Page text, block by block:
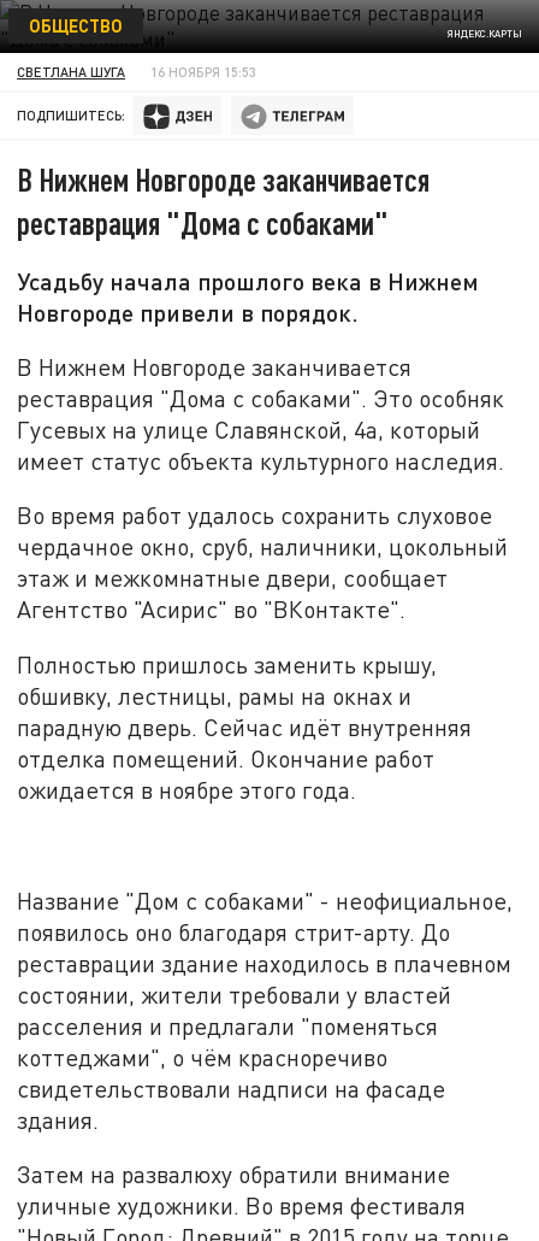
ЯНДЕКС.КАРТЫ
ОБЩЕСТВО
СВЕТЛАНА ШУГА 16 НОЯБРЯ 15:53
ПОДПИШИТЕСЬ:
В Нижнем Новгороде заканчивается
реставрация "Дома с собаками"
Усадьбу начала прошлого века в Нижнем
Новгороде привели в порядок.
В Нижнем Новгороде заканчивается
реставрация "Дома с собаками". Это особняк
Гусевых на улице Славянской, 4а, который
имеет статус объекта культурного наследия.
Во время работ удалось сохранить слуховое
чердачное окно, сруб, наличники, цокольный
этаж и межкомнатные двери, сообщает
Агентство "Асирис" во "ВКонтакте".
Полностью пришлось заменить крышу,
обшивку, лестницы, рамы на окнах и
парадную дверь. Сейчас идёт внутренняя
отделка помещений. Окончание работ
ожидается в ноябре этого года.
Название "Дом с собаками" - неофициальное,
появилось оно благодаря стрит-арту. До
реставрации здание находилось в плачевном
состоянии, жители требовали у властей
расселения и предлагали "поменяться
коттеджами", о чём красноречиво
свидетельствовали надписи на фасаде
здания.
Затем на развалюху обратили внимание
уличные художники. Во время фестиваля